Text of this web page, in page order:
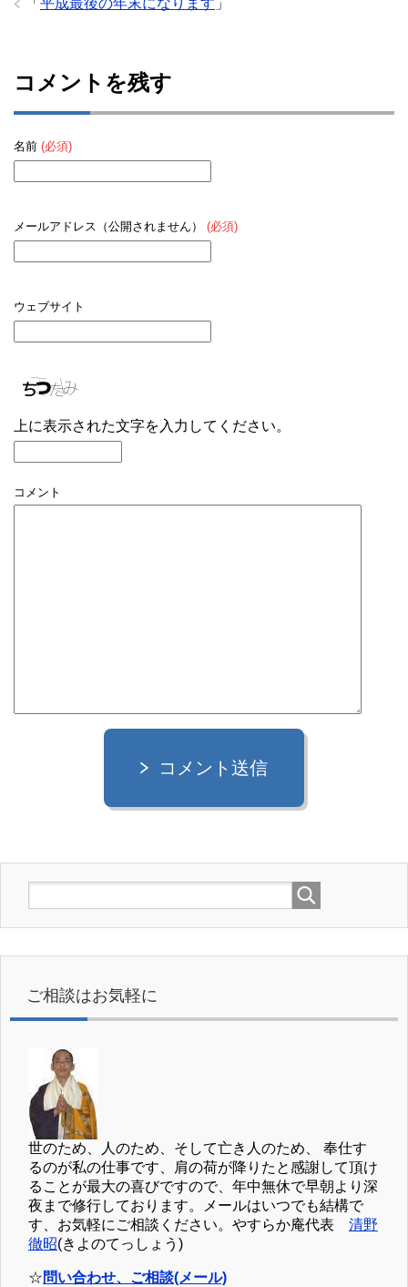
コメントを残す
名前 (必須)
メールアドレス（公開されません） (必須)
ウェブサイト
上に表示された文字を入力してください。
コメント
コメント送信
ご相談はお気軽に
世のため、人のため、そして亡き人のため、 奉仕す
るのが私の仕事です、肩の荷が降りたと感謝して頂け
ることが最大の喜びですので、年中無休で早朝より深
夜まで修行しております。メールはいつでも結構で
す、お気軽にご相談ください。やすらか庵代表 清野
徹昭(きよのてっしょう)
☆問い合わせ、ご相談(メール)